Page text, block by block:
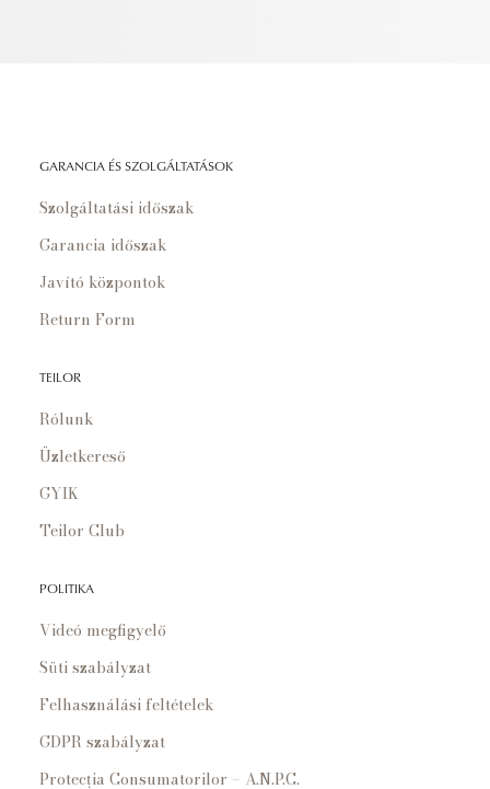
GARANCIA ÉS SZOLGÁLTATÁSOK
Szolgáltatási időszak
Garancia időszak
Javító központok
Return Form
TEILOR
Rólunk
Üzletkereső
GYIK
Teilor Club
POLITIKA
Videó megfigyelő
Süti szabályzat
Felhasználási feltételek
GDPR szabályzat
Protecția Consumatorilor – A.N.P.C.